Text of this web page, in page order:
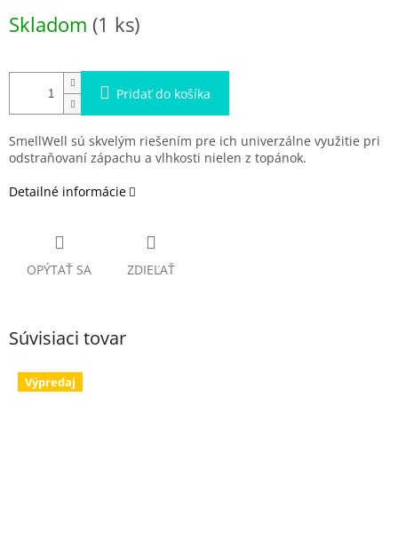
cena:
Skladom (1 ks)
Pridať do košíka
SmellWell sú skvelým riešením pre ich univerzálne využitie pri
odstraňovaní zápachu a vlhkosti nielen z topánok.
Detailné informácie
OPÝTAŤ SA ZDIEĽAŤ
Súvisiaci tovar
Výpredaj